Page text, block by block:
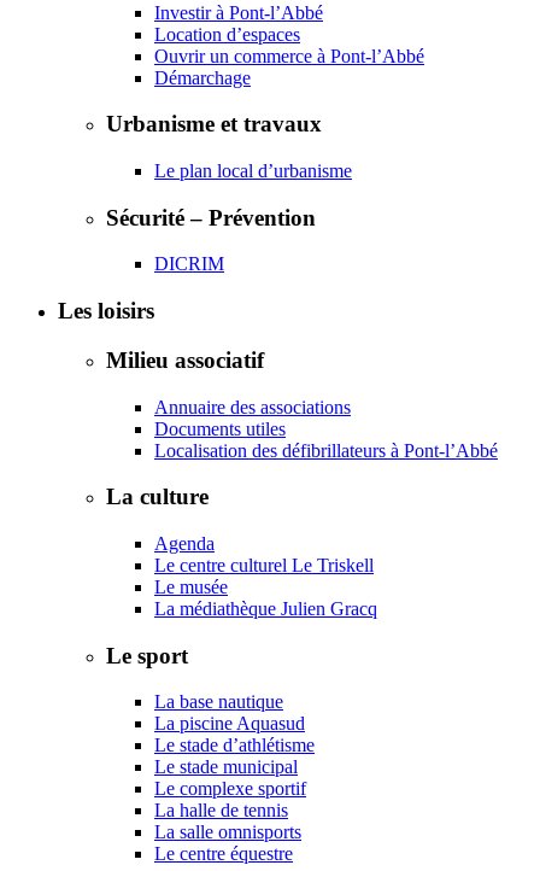
Investir à Pont-l’Abbé
Location d’espaces
Ouvrir un commerce à Pont-l’Abbé
Démarchage
Urbanisme et travaux
Le plan local d’urbanisme
Sécurité – Prévention
DICRIM
Les loisirs
Milieu associatif
Annuaire des associations
Documents utiles
Localisation des défibrillateurs à Pont-l’Abbé
La culture
Agenda
Le centre culturel Le Triskell
Le musée
La médiathèque Julien Gracq
Le sport
La base nautique
La piscine Aquasud
Le stade d’athlétisme
Le stade municipal
Le complexe sportif
La halle de tennis
La salle omnisports
Le centre équestre